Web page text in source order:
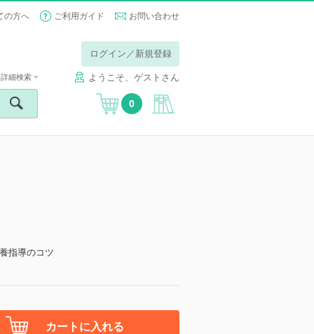
の方へ ご利用ガイド お問い合わせ
ログイン／新規登録
ようこそ、ゲストさん
詳細検索
0
指導のコツ
カートに入れる